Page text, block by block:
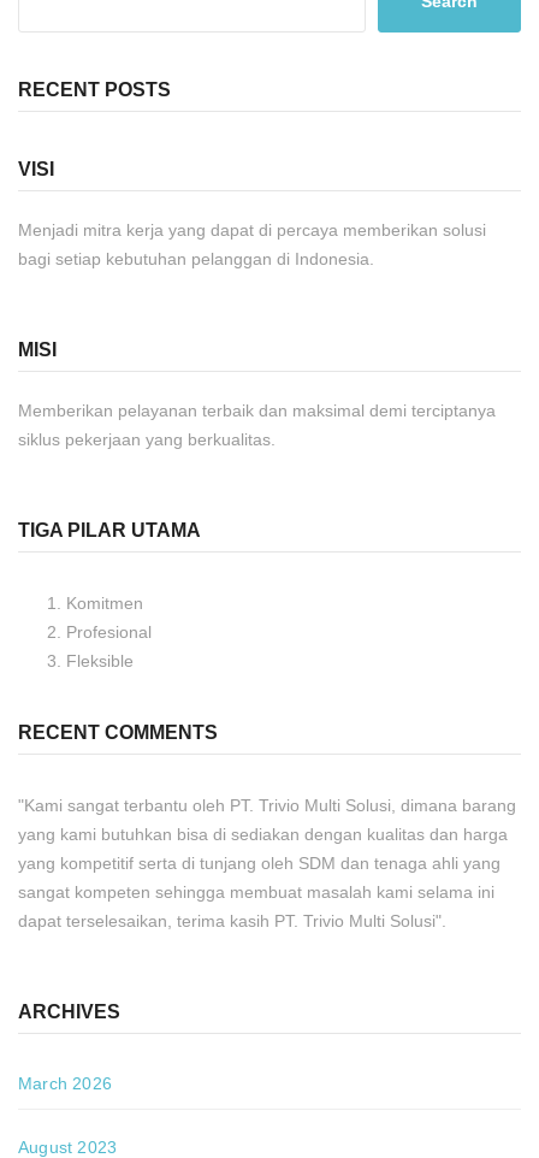
RECENT POSTS
VISI
Menjadi mitra kerja yang dapat di percaya memberikan solusi
bagi setiap kebutuhan pelanggan di Indonesia.
MISI
Memberikan pelayanan terbaik dan maksimal demi terciptanya
siklus pekerjaan yang berkualitas.
TIGA PILAR UTAMA
Komitmen
Profesional
Fleksible
RECENT COMMENTS
"Kami sangat terbantu oleh PT. Trivio Multi Solusi, dimana barang
yang kami butuhkan bisa di sediakan dengan kualitas dan harga
yang kompetitif serta di tunjang oleh SDM dan tenaga ahli yang
sangat kompeten sehingga membuat masalah kami selama ini
dapat terselesaikan, terima kasih PT. Trivio Multi Solusi".
ARCHIVES
March 2026
August 2023